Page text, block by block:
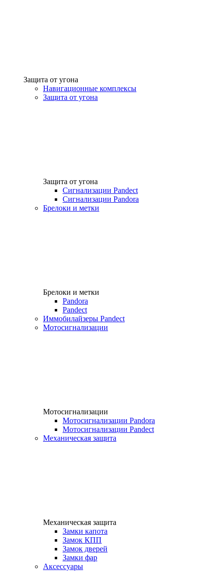
Защита от угона
Навигационные комплексы
Защита от угона
Защита от угона
Сигнализации Pandect
Сигнализации Pandora
Брелоки и метки
Брелоки и метки
Pandora
Pandect
Иммобилайзеры Pandect
Мотосигнализации
Мотосигнализации
Мотосигнализации Pandora
Мотосигнализации Pandect
Механическая защита
Механическая защита
Замки капота
Замок КПП
Замок дверей
Замки фар
Аксессуары